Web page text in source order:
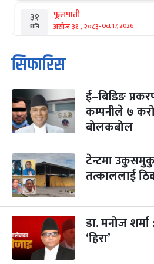
३१
शनि
फूलपाती
असोज ३१ , २०८३-Oct 17, 2026
१
आइत
कार्तिक सङ्क्रान्ति
कार्तिक १, २०८३
३
मंगल
महानवमी
कार्तिक ३, २०८३-Oct 20, 2026
४
५
बिहि
पापा‌ङ्कुशा एकादशी व्रत
कार्तिक ५, २०८३
आइत
कुकुर तिहार
कार्तिक २२, २०८३-Nov 8, 2026
सिफारिस
ई–बिडिङ
कम्पनीले ७
बोलकबोल
टेन्टमा
तत्काललाई
डा. मनोज
‘हिरा’